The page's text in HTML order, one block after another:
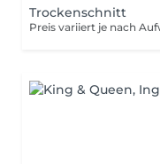
Trockenschnitt
Preis variiert je nach